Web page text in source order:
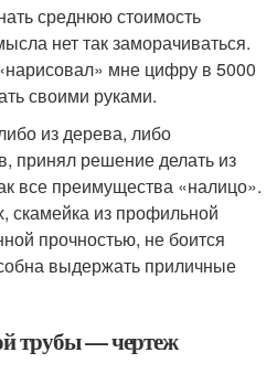
среднюю стоимость
нет так заморачиваться.
мне цифру в 5000
своими руками.
из дерева, либо
принял решение делать из
все преимущества «налицо».
скамейка из профильной
прочностью, не боится
выдержать приличные
трубы — чертеж